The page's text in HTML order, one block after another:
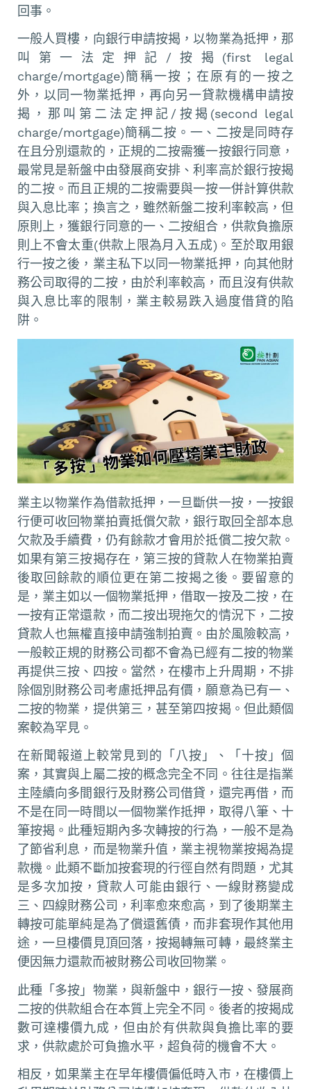
回事。
一般人買樓，向銀行申請按揭，以物業為抵押，那
叫第一法定押記/按揭(first legal
charge/mortgage)簡稱一按；在原有的一按之
外，以同一物業抵押，再向另一貸款機構申請按
揭，那叫第二法定押記/按揭(second legal
charge/mortgage)簡稱二按。一、二按是同時存
在且分別還款的，正規的二按需獲一按銀行同意，
最常見是新盤中由發展商安排、利率高於銀行按揭
的二按。而且正規的二按需要與一按一併計算供款
與入息比率；換言之，雖然新盤二按利率較高，但
原則上，獲銀行同意的一、二按組合，供款負擔原
則上不會太重(供款上限為月入五成)。至於取用銀
行一按之後，業主私下以同一物業抵押，向其他財
務公司取得的二按，由於利率較高，而且沒有供款
與入息比率的限制，業主較易跌入過度借貸的陷
阱。
業主以物業作為借款抵押，一旦斷供一按，一按銀
行便可收回物業拍賣抵償欠款，銀行取回全部本息
欠款及手續費，仍有餘款才會用於抵償二按欠款。
如果有第三按揭存在，第三按的貸款人在物業拍賣
後取回餘款的順位更在第二按揭之後。要留意的
是，業主如以一個物業抵押，借取一按及二按，在
一按有正常還款，而二按出現拖欠的情況下，二按
貸款人也無權直接申請強制拍賣。由於風險較高，
一般較正規的財務公司都不會為已經有二按的物業
再提供三按、四按。當然，在樓市上升周期，不排
除個別財務公司考慮抵押品有價，願意為已有一、
二按的物業，提供第三，甚至第四按揭。但此類個
案較為罕見。
在新聞報道上較常見到的「八按」、「十按」個
案，其實與上屬二按的概念完全不同。往往是指業
主陸續向多間銀行及財務公司借貸，還完再借，而
不是在同一時間以一個物業作抵押，取得八筆、十
筆按揭。此種短期內多次轉按的行為，一般不是為
了節省利息，而是物業升值，業主視物業按揭為提
款機。此類不斷加按套現的行徑自然有問題，尤其
是多次加按，貸款人可能由銀行、一線財務變成
三、四線財務公司，利率愈來愈高，到了後期業主
轉按可能單純是為了償還舊債，而非套現作其他用
途，一旦樓價見頂回落，按揭轉無可轉，最終業主
便因無力還款而被財務公司收回物業。
此種「多按」物業，與新盤中，銀行一按、發展商
二按的供款組合在本質上完全不同。後者的按揭成
數可達樓價九成，但由於有供款與負擔比率的要
求，供款處於可負擔水平，超負荷的機會不大。
相反，如果業主在早年樓價偏低時入市，在樓價上